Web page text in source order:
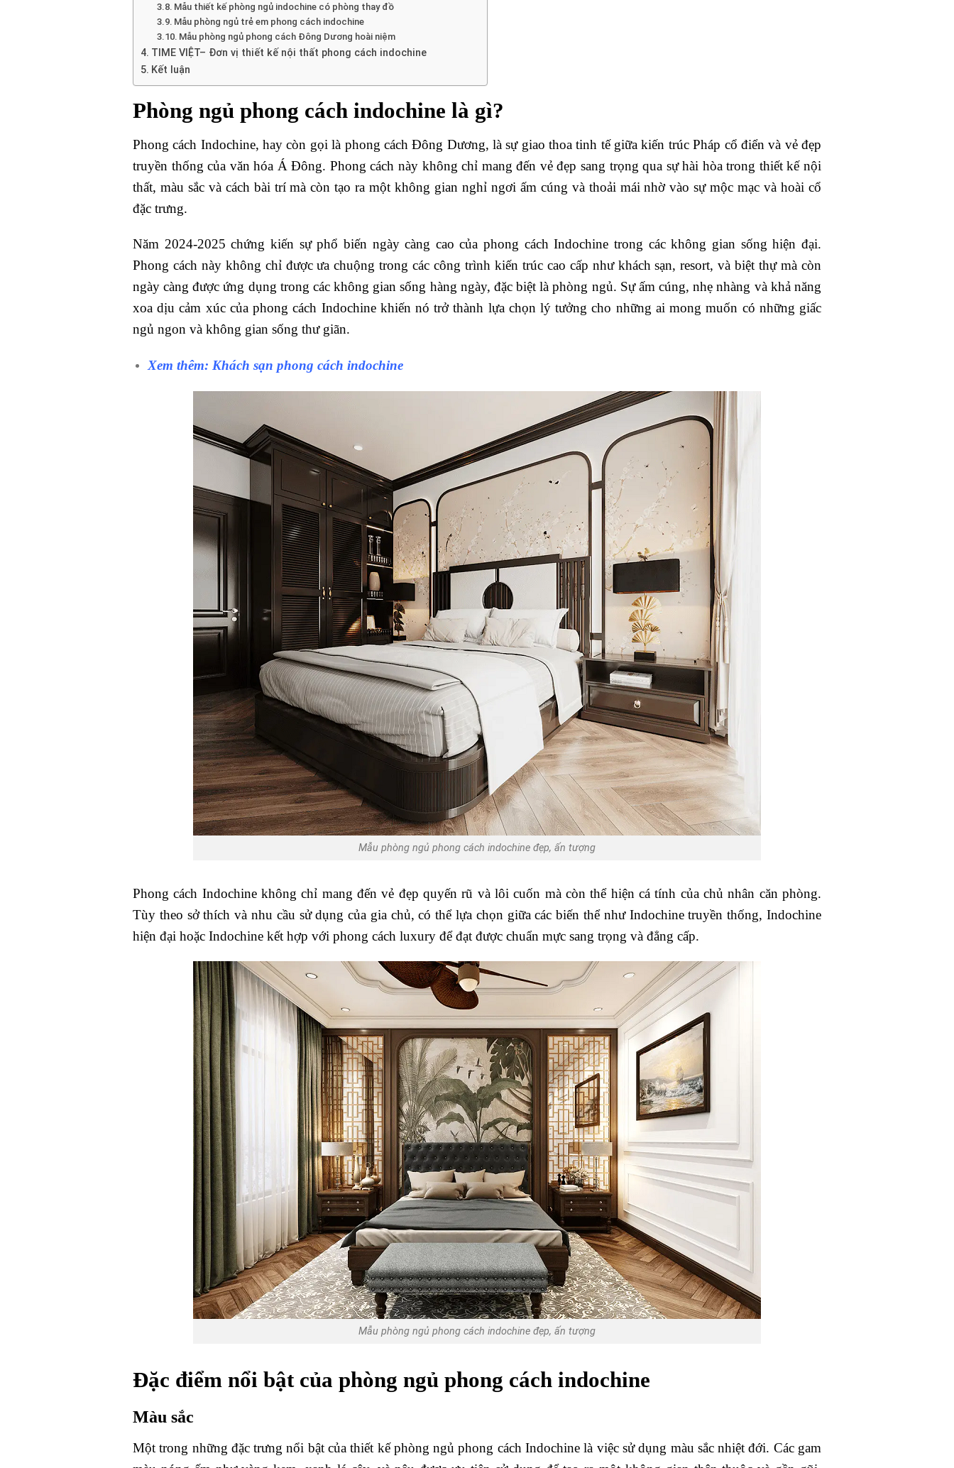
Mẫu thiết kế phòng ngủ indochine có phòng thay đồ
Mẫu phòng ngủ trẻ em phong cách indochine
Mẫu phòng ngủ phong cách Đông Dương hoài niệm
TIME VIỆT– Đơn vị thiết kế nội thất phong cách indochine
Kết luận
Phòng ngủ phong cách indochine là gì?
Phong cách Indochine, hay còn gọi là phong cách Đông Dương, là sự giao thoa tinh tế giữa kiến trúc Pháp cổ điển và vẻ đẹp
truyền thống của văn hóa Á Đông. Phong cách này không chỉ mang đến vẻ đẹp sang trọng qua sự hài hòa trong thiết kế nội
thất, màu sắc và cách bài trí mà còn tạo ra một không gian nghỉ ngơi ấm cúng và thoải mái nhờ vào sự mộc mạc và hoài cổ
đặc trưng.
Năm 2024-2025 chứng kiến sự phổ biến ngày càng cao của phong cách Indochine trong các không gian sống hiện đại.
Phong cách này không chỉ được ưa chuộng trong các công trình kiến trúc cao cấp như khách sạn, resort, và biệt thự mà còn
ngày càng được ứng dụng trong các không gian sống hàng ngày, đặc biệt là phòng ngủ. Sự ấm cúng, nhẹ nhàng và khả năng
xoa dịu cảm xúc của phong cách Indochine khiến nó trở thành lựa chọn lý tưởng cho những ai mong muốn có những giấc
ngủ ngon và không gian sống thư giãn.
Xem thêm: Khách sạn phong cách indochine
Mẫu phòng ngủ phong cách indochine đẹp, ấn tượng
Phong cách Indochine không chỉ mang đến vẻ đẹp quyến rũ và lôi cuốn mà còn thể hiện cá tính của chủ nhân căn phòng.
Tùy theo sở thích và nhu cầu sử dụng của gia chủ, có thể lựa chọn giữa các biến thể như Indochine truyền thống, Indochine
hiện đại hoặc Indochine kết hợp với phong cách luxury để đạt được chuẩn mực sang trọng và đẳng cấp.
Mẫu phòng ngủ phong cách indochine đẹp, ấn tượng
Đặc điểm nổi bật của phòng ngủ phong cách indochine
Màu sắc
Một trong những đặc trưng nổi bật của thiết kế phòng ngủ phong cách Indochine là việc sử dụng màu sắc nhiệt đới. Các gam